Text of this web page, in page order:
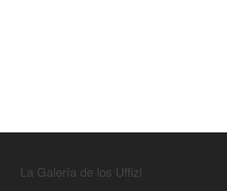
La Galería de los Uffizi